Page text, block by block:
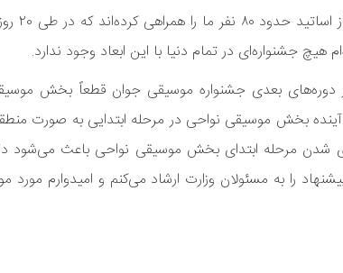
دبیر این جشنواره همچنین
دوره‌های بعدی جشنواره موسیقی جوان قطعاً بخش
بخش موسیقی نواحی در مرحله ابتدایی به صورت
شدن مرحله ابتدای بخش موسیقی نواحی باعث می‌شود
را به مسئولان وزارت ارشاد می‌کنم و امیدوارم مورد